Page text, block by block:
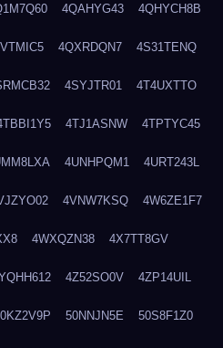
4QAHYG43 4QHYCH8B
4QXRDQN7 4S31TENQ
4SYJTR01 4T4UXTTO
4TJ1ASNW 4TPTYC45
4UNHPQM1 4URT243L
4VNW7KSQ 4W6ZE1F7
4WXQZN38 4X7TT8GV
4Z52SO0V 4ZP14UIL
50NNJN5E 50S8F1Z0